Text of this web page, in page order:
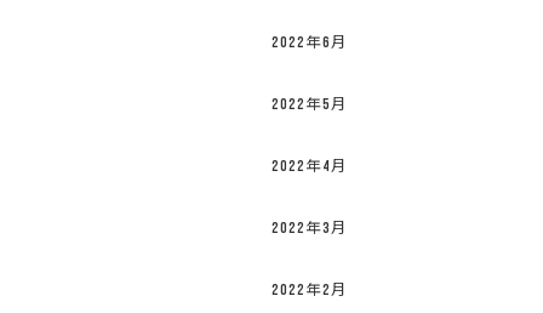
2022年6月
2022年5月
2022年4月
2022年3月
2022年2月